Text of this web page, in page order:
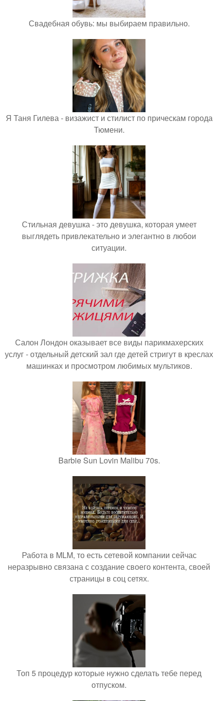
Свадебная обувь: мы выбираем правильно.
Я Таня Гилева - визажист и стилист по прическам города
Тюмени.
Стильная девушка - это девушка, которая умеет
выглядеть привлекательно и элегантно в любои
ситуации.
Салон Лондон оказывает все виды парикмахерских
услуг - отдельный детский зал где детей стригут в креслах
машинках и просмотром любимых мультиков.
Barbie Sun Lovin Malibu 70s.
Работа в MLM, то есть сетевой компании сейчас
неразрывно связана с создание своего контента, своей
страницы в соц сетях.
Топ 5 процедур которые нужно сделать тебе перед
отпуском.